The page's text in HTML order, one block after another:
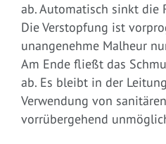
ab. Automatisch sinkt die
Die Verstopfung ist
unangenehme Malheur
Am Ende fließt das
ab. Es bleibt in der
Verwendung von
vorrübergehend